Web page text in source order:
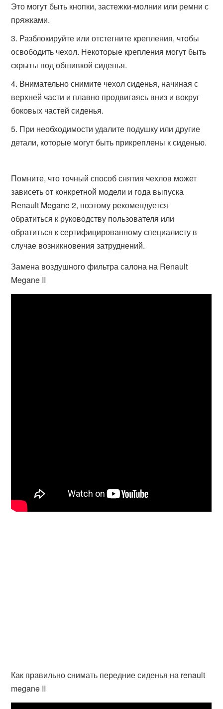
Это могут быть кнопки, застежки-молнии или ремни с
пряжками.
Разблокируйте или отстегните крепления, чтобы
освободить чехол. Некоторые крепления могут быть
скрыты под обшивкой сиденья.
Внимательно снимите чехол сиденья, начиная с
верхней части и плавно продвигаясь вниз и вокруг
боковых частей сиденья.
При необходимости удалите подушку или другие
детали, которые могут быть прикреплены к сиденью.
Помните, что точный способ снятия чехлов может
зависеть от конкретной модели и года выпуска
Renault Megane 2, поэтому рекомендуется
обратиться к руководству пользователя или
обратиться к сертифицированному специалисту в
случае возникновения затруднений.
Замена воздушного фильтра салона на Renault
Megane II
Как правильно снимать передние сиденья на renault
megane II